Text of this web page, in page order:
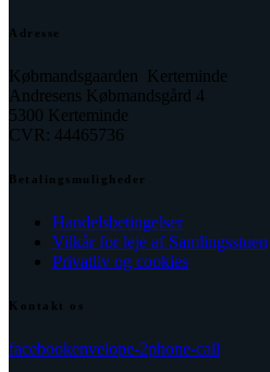
Adresse
Købmandsgaarden Kerteminde
Andresens Købmandsgård 4
5300 Kerteminde
CVR: 44465736
Betalingsmuligheder
Handelsbetingelser
Vilkår for leje af Samlingsstuen
Privatliv og cookies
Kontakt os
facebookenvelope-2phone-call